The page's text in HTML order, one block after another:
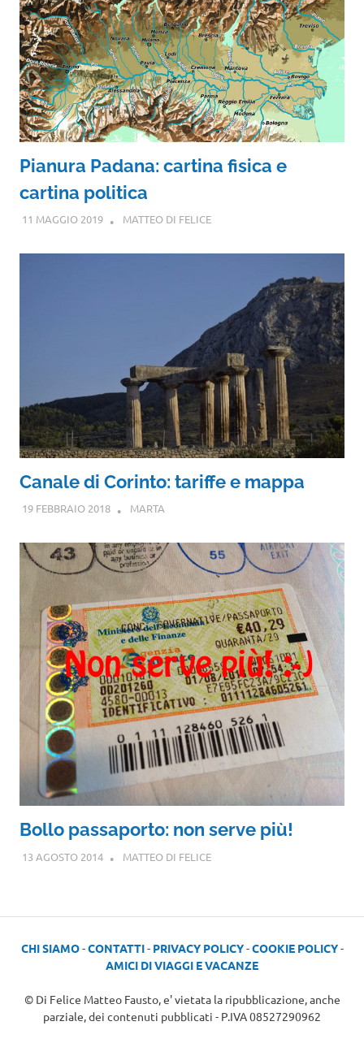
Pianura Padana: cartina fisica e
cartina politica
11 MAGGIO 2019 MATTEO DI FELICE
Canale di Corinto: tariffe e mappa
19 FEBBRAIO 2018 MARTA
Bollo passaporto: non serve più!
13 AGOSTO 2014 MATTEO DI FELICE
CHI SIAMO-CONTATTI- PRIVACY POLICY-COOKIE POLICY-
AMICI DI VIAGGI E VACANZE
© Di Felice Matteo Fausto, e' vietata la ripubblicazione, anche
parziale, dei contenuti pubblicati - P.IVA 08527290962